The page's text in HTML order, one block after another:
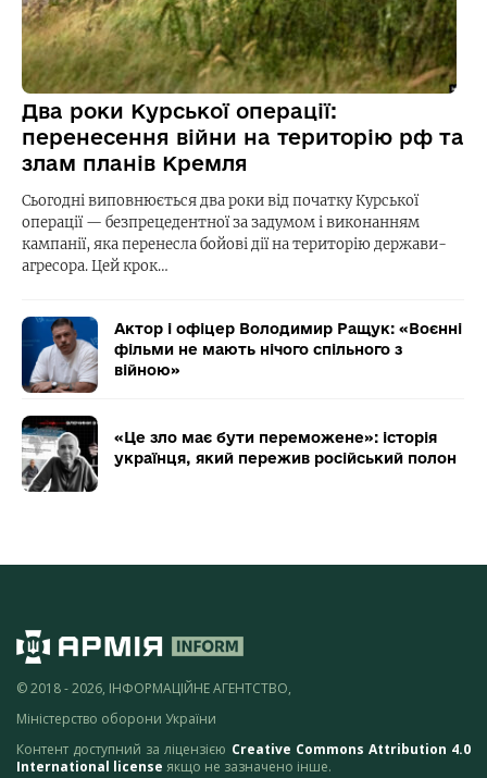
Два роки Курської операції:
перенесення війни на територію рф та
злам планів Кремля
Сьогодні виповнюється два роки від початку Курської
операції — безпрецедентної за задумом і виконанням
кампанії, яка перенесла бойові дії на територію держави-
агресора. Цей крок…
Актор і офіцер Володимир Ращук: «Воєнні
фільми не мають нічого спільного з
війною»
«Це зло має бути переможене»: історія
українця, який пережив російський полон
© 2018 - 2026, ІНФОРМАЦІЙНЕ АГЕНТСТВО,
Міністерство оборони України
Контент доступний за ліцензією Creative Commons Attribution 4.0
International license якщо не зазначено інше.